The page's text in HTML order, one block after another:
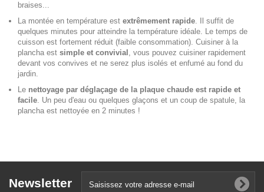
braises...
La montée en température est extrêmement rapide. Il suffit de
quelques minutes pour atteindre la température idéale. Le temps de
cuisson est fortement réduit (faible consommation). Cuisiner à la
plancha est simple et convivial , vous pouvez cuisiner rapidement
devant vos convives et ne serez plus isolés et enfumé au fond du
jardin.
Le nettoyage par déglaçage de la plaque chaude est rapide et
facile. Un peu d'eau ou quelques glaçons et un coup de spatule, la
plancha est nettoyée en 2 minutes !
Newsletter